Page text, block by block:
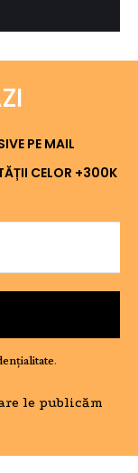
PE MAIL
CELOR +300K
.
le publicăm